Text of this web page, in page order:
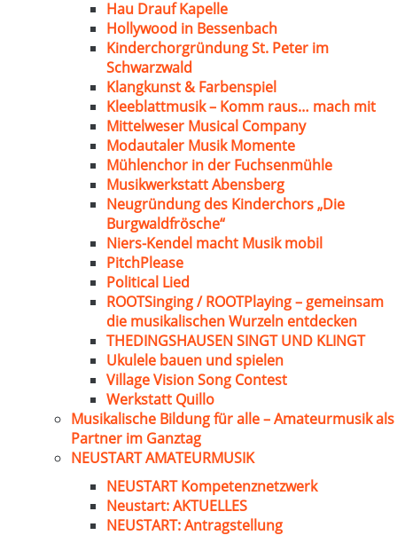
Hau Drauf Kapelle
Hollywood in Bessenbach
Kinderchorgründung St. Peter im
Schwarzwald
Klangkunst & Farbenspiel
Kleeblattmusik – Komm raus… mach mit
Mittelweser Musical Company
Modautaler Musik Momente
Mühlenchor in der Fuchsenmühle
Musikwerkstatt Abensberg
Neugründung des Kinderchors „Die
Burgwaldfrösche“
Niers-Kendel macht Musik mobil
PitchPlease
Political Lied
ROOTSinging / ROOTPlaying – gemeinsam
die musikalischen Wurzeln entdecken
THEDINGSHAUSEN SINGT UND KLINGT
Ukulele bauen und spielen
Village Vision Song Contest
Werkstatt Quillo
Musikalische Bildung für alle – Amateurmusik als
Partner im Ganztag
NEUSTART AMATEURMUSIK
NEUSTART Kompetenznetzwerk
Neustart: AKTUELLES
NEUSTART: Antragstellung